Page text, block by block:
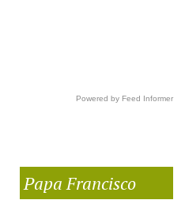
Powered by Feed Informer
Papa Francisco